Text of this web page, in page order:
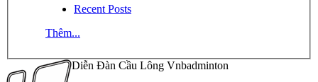
Recent Posts
Thêm...
Diễn Đàn Cầu Lông Vnbadminton